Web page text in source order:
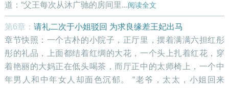
道：“父王每次从沐广驰的房间里...阅读全文
第6章： 请礼二次于小姐驳回 为求良缘差王妃出马
章节快照：一个古朴的小院子，正厅里，摆着满满六担红彤
彤的礼品，上面都结着红绸的大花，一个头上扎着红花，穿
着艳丽的大妈正在低头喝茶，而厅正中的太师椅上，一个中
年男人和中年女人却面色沉郁。 “老爷，太太，小姐回来